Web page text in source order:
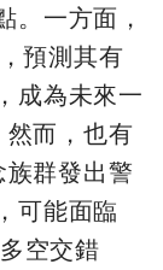
。一方面，
預測其有
成為未來一
而，也有
群發出警
可能面臨
空交錯